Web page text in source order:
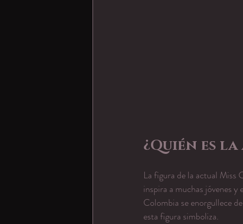
¿Quién es
La figura de la actual Miss
inspira a muchas jóvenes
Colombia se enorgullece
esta figura simboliza.